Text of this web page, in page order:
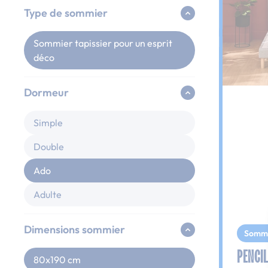
Type de sommier
Sommier tapissier pour un esprit
déco
Dormeur
Simple
Double
Ado
Adulte
Dimensions sommier
80x190 cm PENCIL